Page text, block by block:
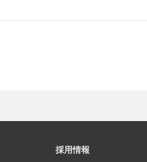
採用情報